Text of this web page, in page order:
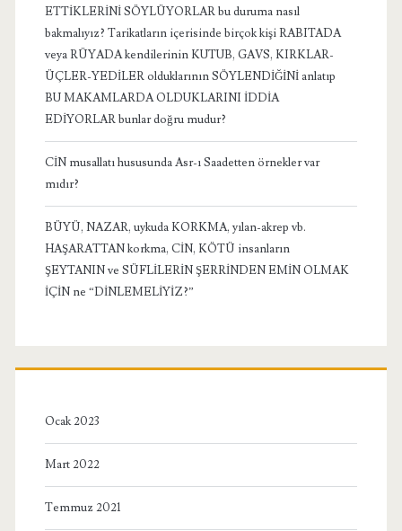
ETTİKLERİNİ SÖYLÜYORLAR bu duruma nasıl
bakmalıyız? Tarikatların içerisinde birçok kişi RABITADA
veya RÜYADA kendilerinin KUTUB, GAVS, KIRKLAR-
ÜÇLER-YEDİLER olduklarının SÖYLENDİĞİNİ anlatıp
BU MAKAMLARDA OLDUKLARINI İDDİA
EDİYORLAR bunlar doğru mudur?
CİN musallatı hususunda Asr-ı Saadetten örnekler var
mıdır?
BÜYÜ, NAZAR, uykuda KORKMA, yılan-akrep vb.
HAŞARATTAN korkma, CİN, KÖTÜ insanların
ŞEYTANIN ve SÜFLİLERİN ŞERRİNDEN EMİN OLMAK
İÇİN ne “DİNLEMELİYİZ?”
Ocak 2023
Mart 2022
Temmuz 2021